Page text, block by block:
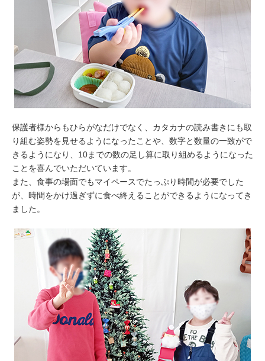
保護者様からもひらがなだけでなく、カタカナの読み書きにも取
り組む姿勢を見せるようになったことや、数字と数量の一致がで
きるようになり、10までの数の足し算に取り組めるようになった
ことを喜んでいただいています。
また、食事の場面でもマイペースでたっぷり時間が必要でした
が、時間をかけ過ぎずに食べ終えることができるようになってき
ました。